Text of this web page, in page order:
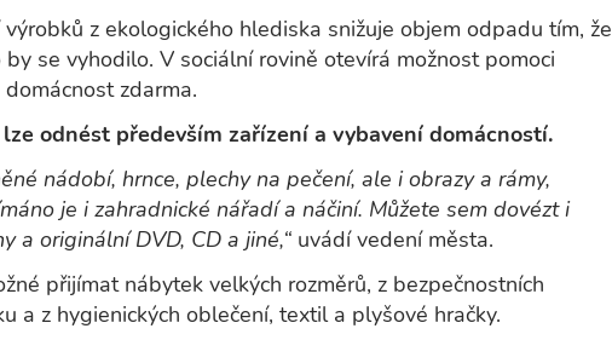
z ekologického hlediska snižuje objem odpadu tím, že
se vyhodilo. V sociální rovině otevírá možnost pomoci
zdarma.
lze odnést především zařízení a vybavení domácností.
nádobí, hrnce, plechy na pečení, ale i obrazy a rámy,
je i zahradnické nářadí a náčiní. Můžete sem dovézt i
a originální DVD, CD a jiné,“ uvádí vedení města.
přijímat nábytek velkých rozměrů, z bezpečnostních
a z hygienických oblečení, textil a plyšové hračky.